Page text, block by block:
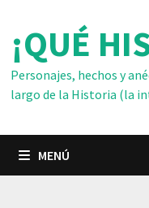
contenido
¡QUÉ
Personajes, hechos y
largo de la Historia (la
MENÚ